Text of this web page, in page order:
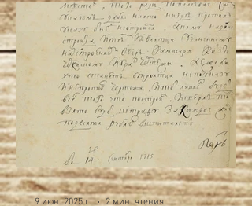
9 июн. 2025 г. 2 мин. чтения